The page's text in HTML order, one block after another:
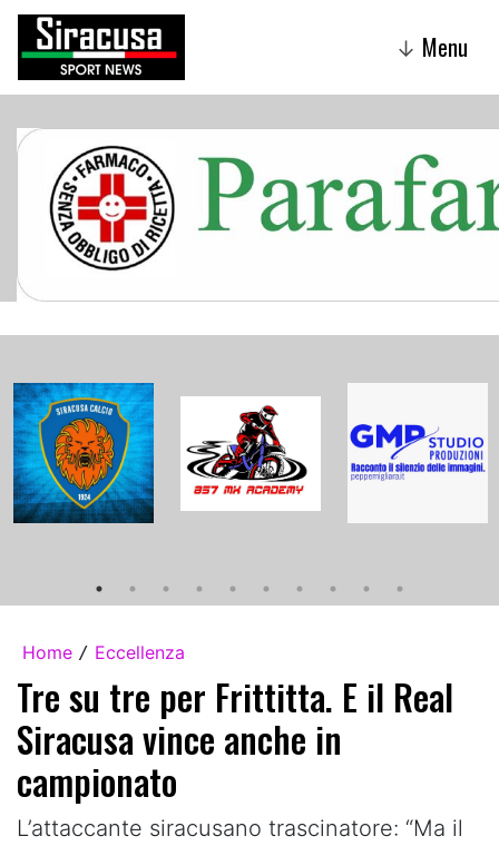
↓ Menu
Home / Eccellenza
Tre su tre per Frittitta. E il Real
Siracusa vince anche in
campionato
L’attaccante siracusano trascinatore: “Ma il